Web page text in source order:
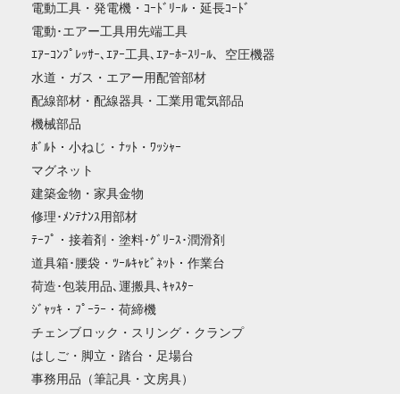
電動工具・発電機・ｺｰﾄﾞﾘｰﾙ・延長ｺｰﾄﾞ
電動･エアー工具用先端工具
ｴｱｰｺﾝﾌﾟﾚｯｻｰ､ｴｱｰ工具､ｴｱｰﾎｰｽﾘｰﾙ、空圧機器
水道・ガス・エアー用配管部材
配線部材・配線器具・工業用電気部品
機械部品
ﾎﾞﾙﾄ・小ねじ・ﾅｯﾄ・ﾜｯｼｬｰ
マグネット
建築金物・家具金物
修理･ﾒﾝﾃﾅﾝｽ用部材
ﾃｰﾌﾟ・接着剤・塗料･ｸﾞﾘｰｽ･潤滑剤
道具箱･腰袋・ﾂｰﾙｷｬﾋﾞﾈｯﾄ・作業台
荷造･包装用品､運搬具､ｷｬｽﾀｰ
ｼﾞｬｯｷ・ﾌﾟｰﾗｰ・荷締機
チェンブロック・スリング・クランプ
はしご・脚立・踏台・足場台
事務用品（筆記具・文房具）